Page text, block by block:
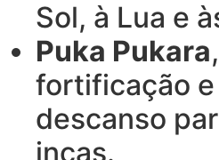
Sol, à Lua e
Puka Pukara
fortificação
descanso
incas.